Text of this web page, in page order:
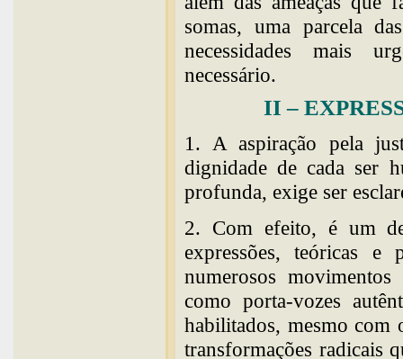
somas, uma parcela
necessidades mais
necessário.
II –
1. A aspiração pela
dignidade de cada ser
profunda, exige ser
2. Com efeito, é um
expressões, teóricas e
numerosos
como porta-vozes
habilitados, mesmo com
transformações radicais